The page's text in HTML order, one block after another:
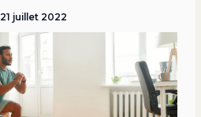
21 juillet 2022